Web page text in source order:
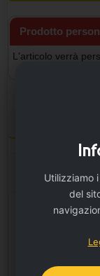
Prodotto
L'articolo verrà
Opzioni
Area 1
Utilizziamo
del